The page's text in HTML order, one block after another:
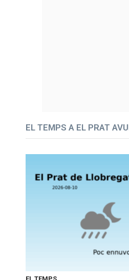
EL TEMPS A EL PRAT